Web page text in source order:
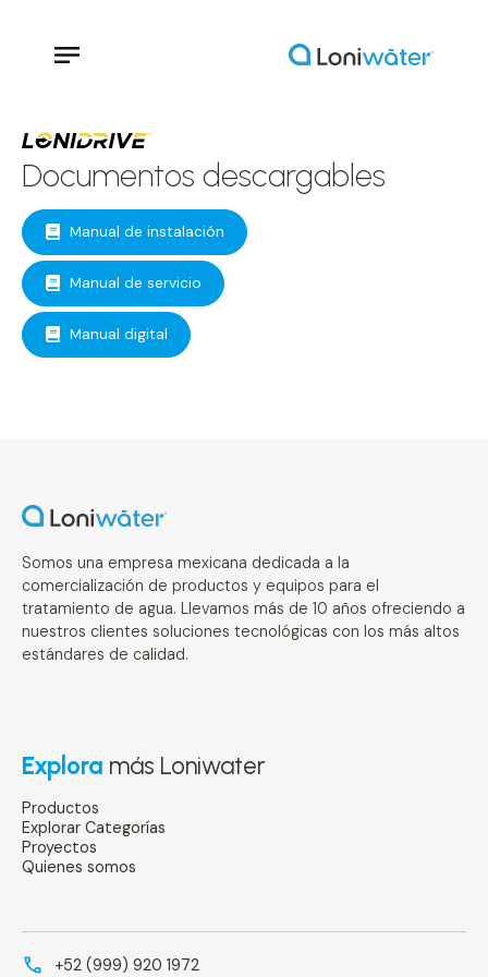
Documentos descargables
Manual de instalación
Manual de servicio
Manual digital
Somos una empresa mexicana dedicada a la
comercialización de productos y equipos para el
tratamiento de agua. Llevamos más de 10 años ofreciendo a
nuestros clientes soluciones tecnológicas con los más altos
estándares de calidad.
Explora más Loniwater
Productos
Explorar Categorías
Proyectos
Quienes somos
+52 (999) 920 1972